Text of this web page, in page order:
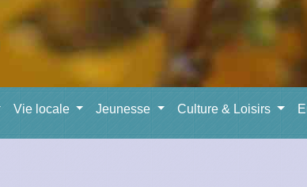
Vie locale Jeunesse Culture & Loisirs